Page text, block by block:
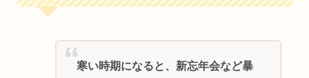
寒い時期になると、新忘年会など暴